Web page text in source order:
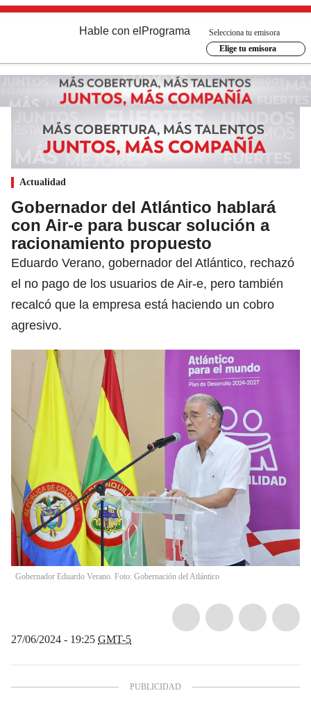
Hable con el Programa
Selecciona tu emisora
Elige tu emisora
Actualidad
Gobernador del Atlántico hablará
con Air-e para buscar solución a
racionamiento propuesto
Eduardo Verano, gobernador del Atlántico, rechazó
el no pago de los usuarios de Air-e, pero también
recalcó que la empresa está haciendo un cobro
agresivo.
Gobernador Eduardo Verano. Foto: Gobernación del Atlántico
27/06/2024 - 19:25 GMT-5